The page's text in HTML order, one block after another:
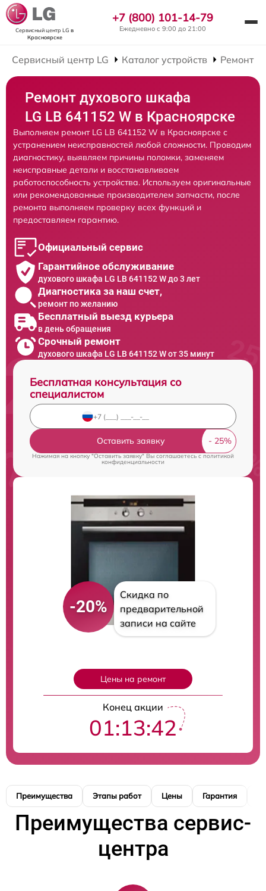
Сервисный центр LG в
Красноярске
+7 (800) 101-14-79
Ежедневно с 9:00 до 21:00
Сервисный центр LG Каталог устройств Ремонт
Ремонт духового шкафа
LG LB 641152 W в Красноярске
Выполняем ремонт LG LB 641152 W в Красноярске с
устранением неисправностей любой сложности. Проводим
диагностику, выявляем причины поломки, заменяем
неисправные детали и восстанавливаем
работоспособность устройства. Используем оригинальные
или рекомендованные производителем запчасти, после
ремонта выполняем проверку всех функций и
предоставляем гарантию.
Официальный сервис
Гарантийное обслуживание
духового шкафа LG LB 641152 W до 3 лет
Диагностика за наш счет,
ремонт по желанию
Бесплатный выезд курьера
в день обращения
Срочный ремонт
духового шкафа LG LB 641152 W от 35 минут
Бесплатная консультация со
специалистом
Оставить заявку
Нажимая на кнопку "Оставить заявку" Вы соглашаетесь cполитикой
конфиденциальности
-20%
Скидка по
предварительной
записи на сайте
Цены на ремонт
Конец акции
01:13:41
Преимущества Этапы работ Цены Гарантия
Преимущества сервис-
центра